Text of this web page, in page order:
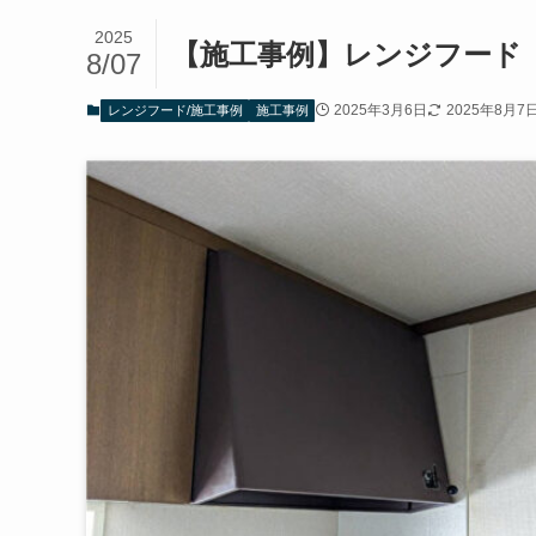
【施工事例】レンジフード
2025
8/07
レンジフード/施工事例 施工事例 2025年3月6日 2025年8月7